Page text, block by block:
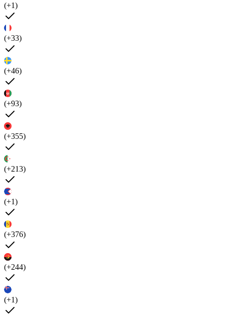
(+1)
(+33)
(+46)
(+93)
(+355)
(+213)
(+1)
(+376)
(+244)
(+1)